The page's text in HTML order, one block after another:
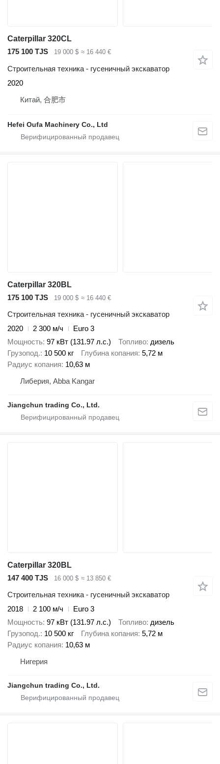
Caterpillar 320CL
175 100 TJS
19 000 $ ≈ 16 440 €
Строительная техника - гусеничный экскаватор
2020
Китай, 合肥市
Hefei Oufa Machinery Co., Ltd
Caterpillar 320BL
175 100 TJS
19 000 $ ≈ 16 440 €
Строительная техника - гусеничный экскаватор
2020
2 300 м/ч
Euro 3
Мощность 97 кВт (131.97 л.с.) Топливо дизель
Грузопод. 10 500 кг Глубина копания 5,72 м
Радиус копания 10,63 м
Либерия, Abba Kangar
Jiangchun trading Co., Ltd.
Caterpillar 320BL
147 400 TJS
16 000 $ ≈ 13 850 €
Строительная техника - гусеничный экскаватор
2018
2 100 м/ч
Euro 3
Мощность 97 кВт (131.97 л.с.) Топливо дизель
Грузопод. 10 500 кг Глубина копания 5,72 м
Радиус копания 10,63 м
Нигерия
Jiangchun trading Co., Ltd.